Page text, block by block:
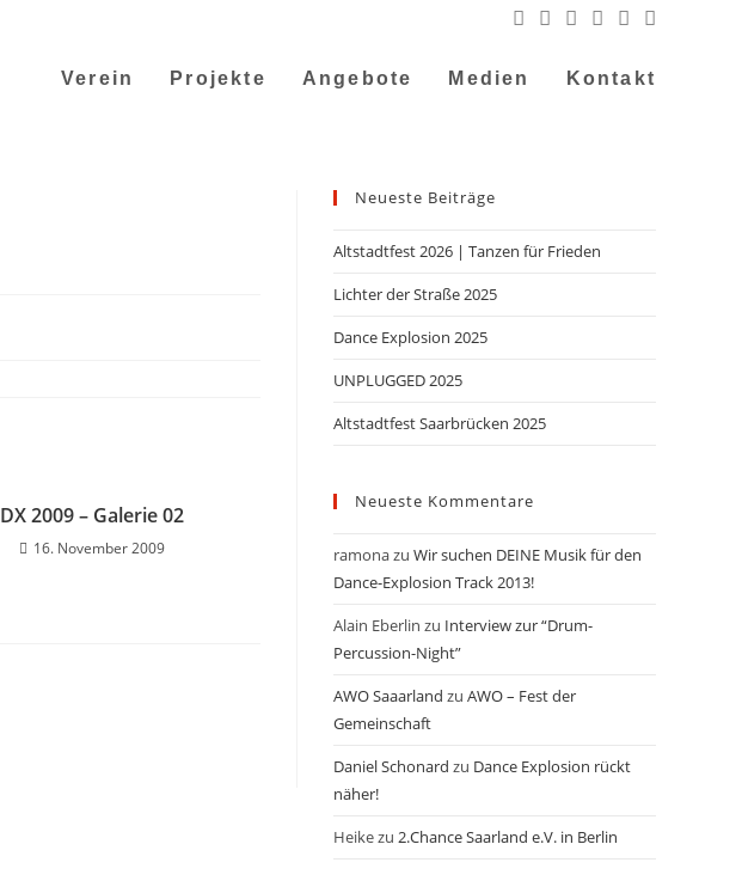
Verein Projekte Angebote Medien Kontakt
DX 2009 – Galerie 02
16. November 2009
Neueste Beiträge
Altstadtfest 2026 | Tanzen für Frieden
Lichter der Straße 2025
Dance Explosion 2025
UNPLUGGED 2025
Altstadtfest Saarbrücken 2025
Neueste Kommentare
ramonazu Wir suchen DEINE Musik für den
Dance-Explosion Track 2013!
Alain Eberlin zu Interview zur “Drum-
Percussion-Night”
AWO Saaarland zu AWO – Fest der
Gemeinschaft
Daniel Schonard zu Dance Explosion rückt
näher!
Heikezu 2.Chance Saarland e.V. in Berlin